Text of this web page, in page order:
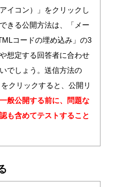
イコン）」をクリックし
きる公開方法は、「メー
コードの埋め込み」の3
想定する回答者に合わせ
でしょう。送信方法の
クリックすると、公開リ
一般公開する前に、問題な
も含めてテストすること